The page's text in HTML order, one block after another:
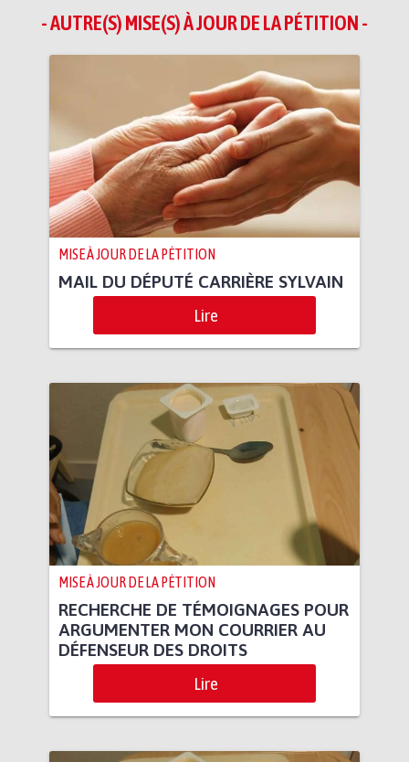
- AUTRE(S) MISE(S) À JOUR DE LA PÉTITION -
MISE À JOUR DE LA PÉTITION
MAIL DU DÉPUTÉ CARRIÈRE SYLVAIN
Lire
MISE À JOUR DE LA PÉTITION
RECHERCHE DE TÉMOIGNAGES POUR
ARGUMENTER MON COURRIER AU
DÉFENSEUR DES DROITS
Lire